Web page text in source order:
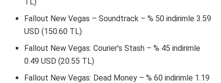
Fallout New Vegas – Soundtrack – % 50 indirimle 3.59
USD (150.60 TL)
Fallout New Vegas: Courier’s Stash – % 45 indirimle
0.49 USD (20.55 TL)
Fallout New Vegas: Dead Money – % 60 indirimle 1.19